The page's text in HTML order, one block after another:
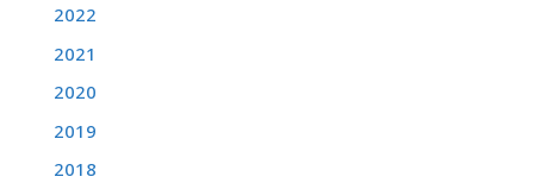
2022
2021
2020
2019
2018